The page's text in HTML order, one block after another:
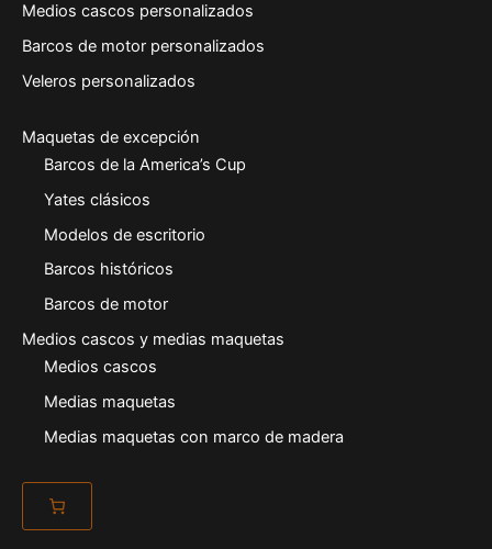
Medios cascos personalizados
Barcos de motor personalizados
Veleros personalizados
Maquetas de excepción
Barcos de la America’s Cup
Yates clásicos
Modelos de escritorio
Barcos históricos
Barcos de motor
Medios cascos y medias maquetas
Medios cascos
Medias maquetas
Medias maquetas con marco de madera